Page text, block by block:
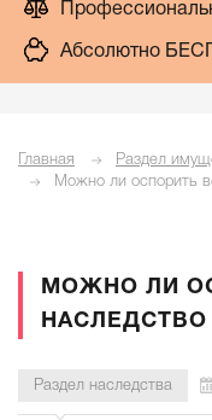
Абсолютно
Главная Раздел
Можно ли оспорить
МОЖНО ЛИ
НАСЛЕДСТВО
Раздел наследства